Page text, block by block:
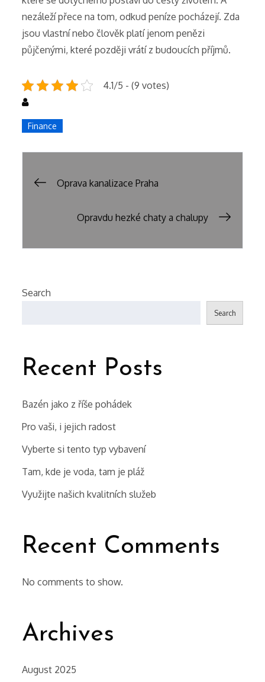
nezáleží přece na tom, odkud peníze pocházejí. Zda
jsou vlastní nebo člověk platí jenom penězi
půjčenými, které později vrátí z budoucích příjmů.
4.1/5 - (9 votes)
Finance
Post
navigation
Oprava kanalizace Praha
Opravdu hezké chaty a chalupy
Search
Search
Recent Posts
Bazén jako z říše pohádek
Pro vaši, i jejich radost
Vyberte si tento typ vybavení
Tam, kde je voda, tam je pláž
Využijte našich kvalitních služeb
Recent Comments
No comments to show.
Archives
August 2025